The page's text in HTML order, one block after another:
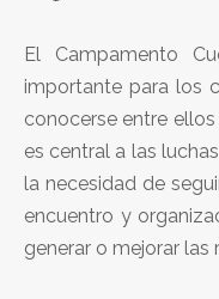
El Campamento
importante para los
conocerse entre
es central a las
la necesidad de
encuentro y
generar o mejorar las